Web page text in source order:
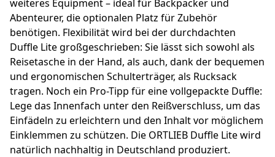
weiteres Equipment – ideal für Backpacker und
Abenteurer, die optionalen Platz für Zubehör
benötigen. Flexibilität wird bei der durchdachten
Duffle Lite großgeschrieben: Sie lässt sich sowohl als
Reisetasche in der Hand, als auch, dank der bequemen
und ergonomischen Schulterträger, als Rucksack
tragen. Noch ein Pro-Tipp für eine vollgepackte Duffle:
Lege das Innenfach unter den Reißverschluss, um das
Einfädeln zu erleichtern und den Inhalt vor möglichem
Einklemmen zu schützen. Die ORTLIEB Duffle Lite wird
natürlich nachhaltig in Deutschland produziert.